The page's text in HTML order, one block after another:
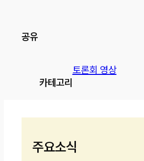
공유
카테고리
토론회 영상
주요소식